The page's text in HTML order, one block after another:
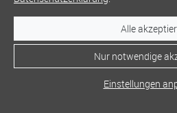
Alle
Nur notwendige
Einstellungen